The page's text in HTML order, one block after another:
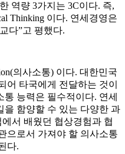
역량 3가지는 3C이다. 즉,
Thinking 이다. 연세경영은
다”고 평했다.
의사소통) 이다. 대한민국
어 타국에게 전달하는 것이
능력은 필수적이다. 연세
을 함양할 수 있는 다양한 과
서 배웠던 협상경험과 협
으로서 가져야 할 의사소통
다.